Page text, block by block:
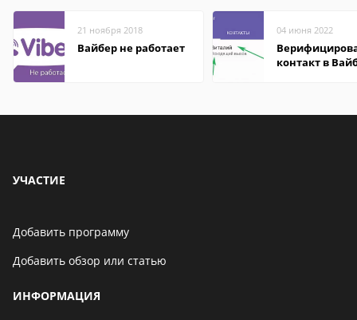
21 ноября 2018
Вайбер не работает
04 июня 2022
контакт в
УЧАСТИЕ
Добавить программу
Добавить обзор или статью
ИНФОРМАЦИЯ